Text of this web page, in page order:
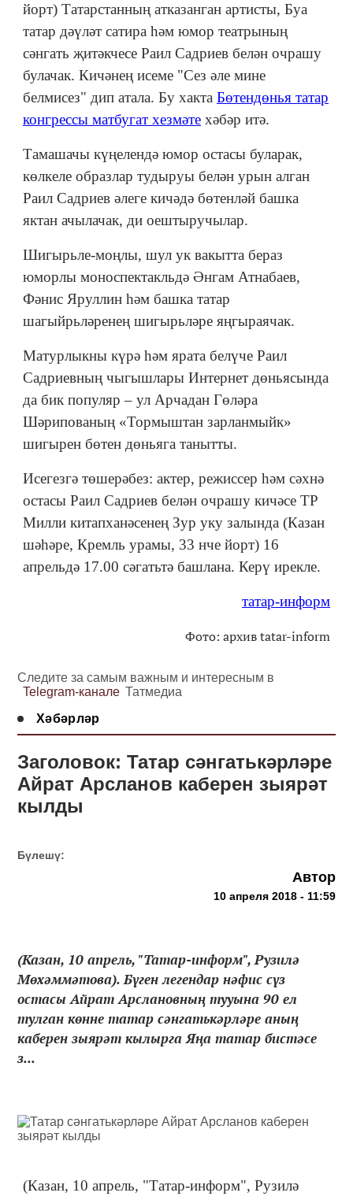
йорт) Татарстанның атказанган артисты, Буа
татар дәүләт сатира һәм юмор театрының
сәнгать җитәкчесе Раил Садриев белән очрашу
булачак. Кичәнең исеме "Сез әле мине
белмисез" дип атала. Бу хакта Бөтендөнья татар
конгрессы матбугат хезмәте хәбәр итә.
Тамашачы күңелендә юмор остасы буларак,
көлкеле образлар тудыруы белән урын алган
Раил Садриев әлеге кичәдә бөтенләй башка
яктан ачылачак, ди оештыручылар.
Шигырьле-моңлы, шул ук вакытта бераз
юморлы моноспектакльдә Әнгам Атнабаев,
Фәнис Яруллин һәм башка татар
шагыйрьләренең шигырьләре яңгыраячак.
Матурлыкны күрә һәм ярата белүче Раил
Садриевның чыгышлары Интернет дөньясында
да бик популяр – ул Арчадан Гөләра
Шәрипованың «Тормыштан зарланмыйк»
шигырен бөтен дөньяга танытты.
Исегезгә төшерәбез: актер, режиссер һәм сәхнә
остасы Раил Садриев белән очрашу кичәсе ТР
Милли китапханәсенең Зур уку залында (Казан
шәһәре, Кремль урамы, 33 нче йорт) 16
апрельдә 17.00 сәгатьтә башлана. Керү ирекле.
татар-информ
Фото: архив tatar-inform
Следите за самым важным и интересным в
Telegram-канале Татмедиа
Хәбәрләр
Заголовок: Татар сәнгатькәрләре
Айрат Арсланов каберен зыярәт
кылды
Бүлешү:
Автор
10 апреля 2018 - 11:59
(Казан, 10 апрель, "Татар-информ", Рузилә
Мөхәммәтова). Бүген легендар нәфис сүз
остасы Айрат Арслановның тууына 90 ел
тулган көнне татар сәнгатькәрләре аның
каберен зыярәт кылырга Яңа татар бистәсе
з...
(Казан, 10 апрель, "Татар-информ", Рузилә